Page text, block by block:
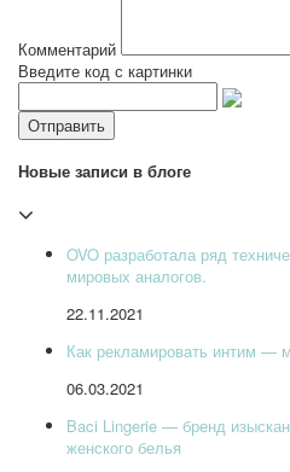
Комментарий
Введите код с картинки
Новые записи в блоге
OVO разработала ряд
мировых аналогов.
22.11.2021
Как рекламировать интим —
06.03.2021
Baci Lingerie — бренд
женского белья